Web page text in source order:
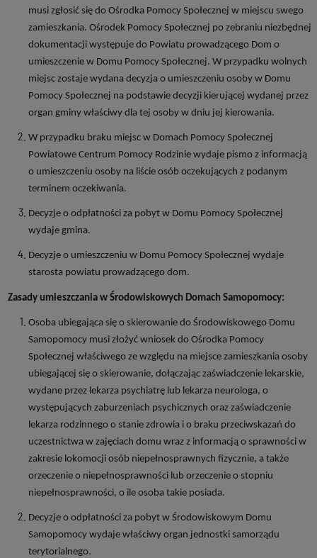
musi zgłosić się do Ośrodka Pomocy Społecznej w miejscu swego
zamieszkania. Ośrodek Pomocy Społecznej po zebraniu niezbędnej
dokumentacji występuje do Powiatu prowadzącego Dom o
umieszczenie w Domu Pomocy Społecznej. W przypadku wolnych
miejsc zostaje wydana decyzja o umieszczeniu osoby w Domu
Pomocy Społecznej na podstawie decyzji kierującej wydanej przez
organ gminy właściwy dla tej osoby w dniu jej kierowania.
W przypadku braku miejsc w Domach Pomocy Społecznej
Powiatowe Centrum Pomocy Rodzinie wydaje pismo z informacją
o umieszczeniu osoby na liście osób oczekujących z podanym
terminem oczekiwania.
Decyzje o odpłatności za pobyt w Domu Pomocy Społecznej
wydaje gmina.
Decyzje o umieszczeniu w Domu Pomocy Społecznej wydaje
starosta powiatu prowadzącego dom.
Zasady umieszczania w Środowiskowych Domach Samopomocy:
Osoba ubiegająca się o skierowanie do Środowiskowego Domu
Samopomocy musi złożyć wniosek do Ośrodka Pomocy
Społecznej właściwego ze względu na miejsce zamieszkania osoby
ubiegającej się o skierowanie, dołączając zaświadczenie lekarskie,
wydane przez lekarza psychiatrę lub lekarza neurologa, o
występujących zaburzeniach psychicznych oraz zaświadczenie
lekarza rodzinnego o stanie zdrowia i o braku przeciwskazań do
uczestnictwa w zajęciach domu wraz z informacją o sprawności w
zakresie lokomocji osób niepełnosprawnych fizycznie, a także
orzeczenie o niepełnosprawności lub orzeczenie o stopniu
niepełnosprawności, o ile osoba takie posiada.
Decyzje o odpłatności za pobyt w Środowiskowym Domu
Samopomocy wydaje właściwy organ jednostki samorządu
terytorialnego.